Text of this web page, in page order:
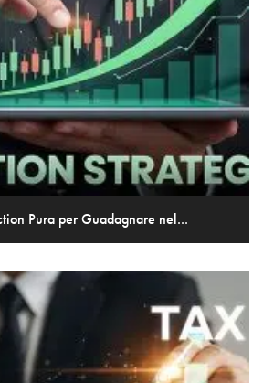
Pura per Guadagnare nel...